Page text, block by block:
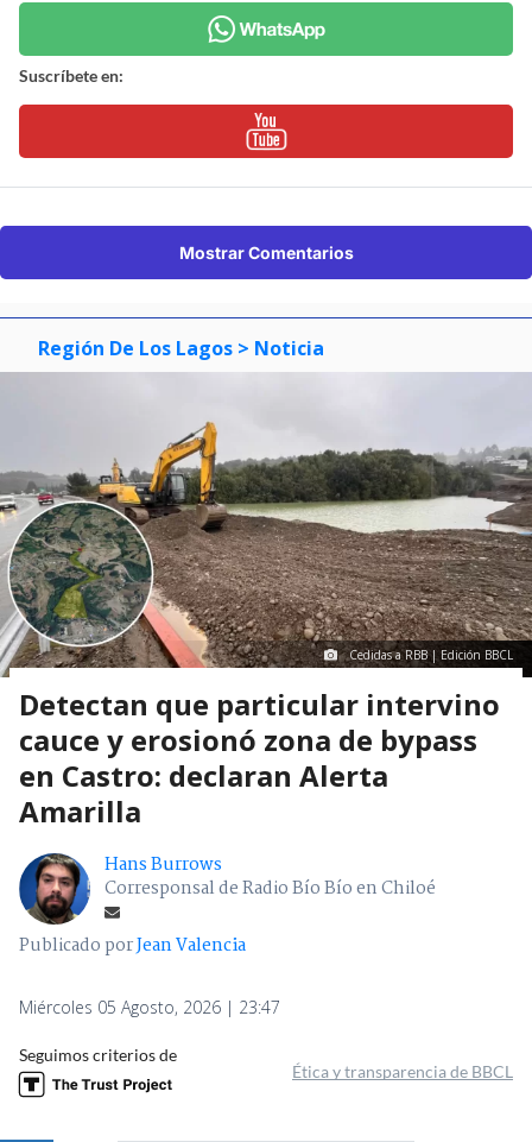
Mostrar Comentarios
Región De Los Lagos> Noticia
Detectan que particular intervino
cauce y erosionó zona de bypass
en Castro: declaran Alerta
Corresponsal de Radio Bío Bío en Chiloé